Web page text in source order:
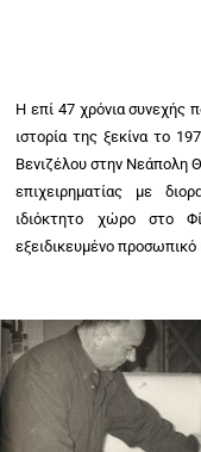
Η επί 47 χρόνια συνεχής
ιστορία της ξεκίνα το
Βενιζέλου στην Νεάπολη
επιχειρηματίας με
ιδιόκτητο χώρο στο
εξειδικευμένο